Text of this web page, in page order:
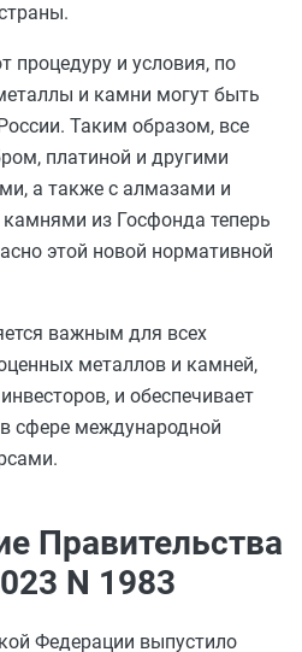
процедуру и условия, по
и камни могут быть
Таким образом, все
платиной и другими
а также с алмазами и
из Госфонда теперь
этой новой нормативной
важным для всех
металлов и камней,
и обеспечивает
сфере международной
Правительства
N 1983
Федерации выпустило